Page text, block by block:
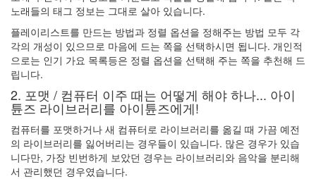
노래들의 태그 정보는 그대로 살아 있습니다.
플레이리스트를 만드는 방법과 정렬 옵션을 정해주는 방법 모두 각
각의 개성이 있으므로 마음에 드는 쪽을 선택하시면 됩니다. 개인적
으로는 인기 가요 목록등은 정렬 옵션을 선택해 주는 쪽을 추천해 드
립니다.
2. 포맷 / 컴퓨터 이주 때는 어떻게 해야 하나... 아이
튠즈 라이브러리를 아이튠즈에게!
컴퓨터를 포맷하거나 새 컴퓨터로 라이브러리를 옮길 때 가끔 예전
의 라이브러리를 잃어버리는 경우들이 있습니다. 많은 경우가 있습
니다만, 가장 빈번하게 보았던 경우는 라이브러리와 음악을 분리해
서 관리했던 경우였습니다.
2.0
일
상
적
인
사
기
나
무
Steve
Jobs,
1955~2011